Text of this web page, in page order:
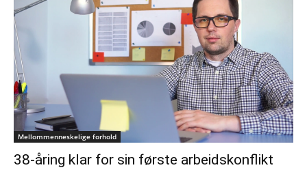
Mellommenneskelige forhold
38-åring klar for sin første arbeidskonflikt